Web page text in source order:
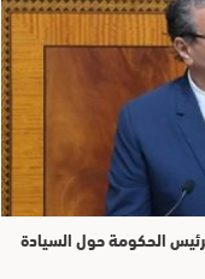
الحكومة حول السيادة